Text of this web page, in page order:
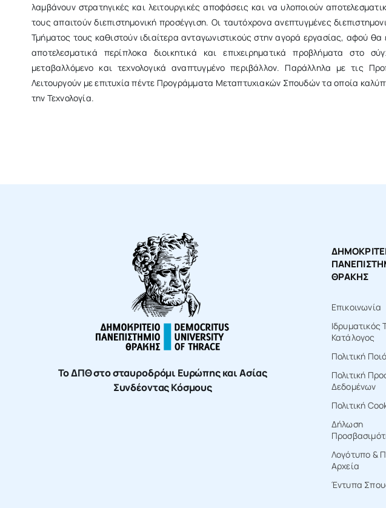
λαμβάνουν στρατηγικές και λειτουργικές αποφάσεις και να υλοποιούν
τους απαιτούν διεπιστημονική προσέγγιση. Οι ταυτόχρονα ανεπτυγμένες
Τμήματος τους καθιστούν ιδιαίτερα ανταγωνιστικούς στην αγορά εργασίας, αφού θα
αποτελεσματικά περίπλοκα διοικητικά και επιχειρηματικά προβλήματα στο
μεταβαλλόμενο και τεχνολογικά αναπτυγμένο περιβάλλον. Παράλληλα με τις
Λειτουργούν με επιτυχία πέντε Προγράμματα Μεταπτυχιακών Σπουδών τα οποία
την Τεχνολογία.
Το ΔΠΘ στο σταυροδρόμι Ευρώπης και Ασίας
Συνδέοντας Κόσμους
ΘΡΑΚΗΣ
Επικοινωνία
Ιδρυματικός
Κατάλογος
Πολιτική
Πολιτική
Δεδομένων
Πολιτική
Δήλωση
Λογότυπο &
Αρχεία
Έντυπα